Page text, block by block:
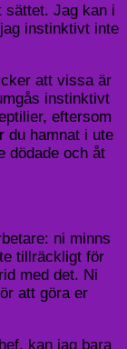
sättet. Jag kan i
instinktivt inte
att vissa är
instinktivt
eftersom
du hamnat i ute
dödade och åt
ni minns
tillräckligt för
med det. Ni
att göra er
kan jag bara